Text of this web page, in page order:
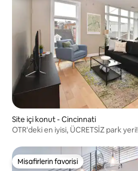
Site içi konut - Cincinnati
OTR'deki en iyisi, ÜCRETSİZ park yeri!
Misafirlerin favorisi
Misafirlerin favorisi